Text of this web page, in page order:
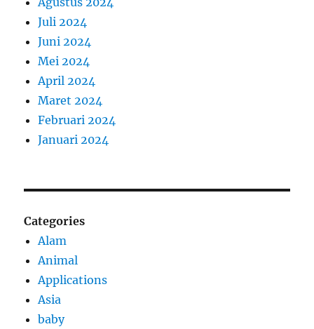
Juli 2024
Juni 2024
Mei 2024
April 2024
Maret 2024
Februari 2024
Januari 2024
Categories
Alam
Animal
Applications
Asia
baby